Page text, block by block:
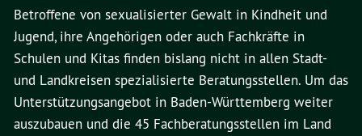
Betroffene von sexualisierter Gewalt in Kindheit und
Jugend, ihre Angehörigen oder auch Fachkräfte in
Schulen und Kitas finden bislang nicht in allen Stadt-
und Landkreisen spezialisierte Beratungsstellen. Um das
Unterstützungsangebot in Baden-Württemberg weiter
auszubauen und die 45 Fachberatungsstellen im Land